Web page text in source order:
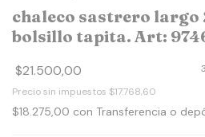
chaleco sastrero largo
bolsillo tapita. Art:
$21.500,00 3
Precio sin impuestos $17.768,60
$18.275,00 con Transferencia o